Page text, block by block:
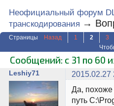
Неофициальный форум
транскодирования →
Страницы Назад 1 2 3
Сообщений: с 31 по 60
Leshiy71 2015.02.27
Да, похоже
путь